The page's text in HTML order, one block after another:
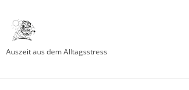
Auszeit aus dem Alltagsstress